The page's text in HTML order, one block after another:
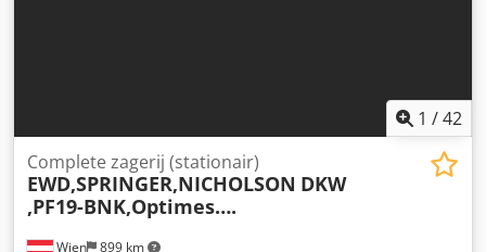
1 /42
Wien 899 km
Complete zagerij (stationair)
EWD,SPRINGER,NICHOLSON DKW
,PF19-BNK,Optimes….